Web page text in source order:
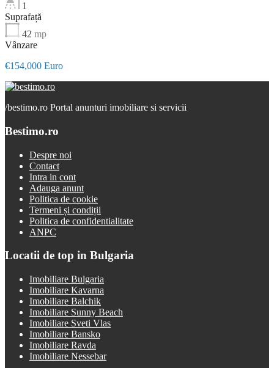
1
Suprafață
42 mp
Vânzare
€154,000 Euro
/bestimo.ro Portal anunturi imobiliare si servicii
Bestimo.ro
Despre noi
Contact
Intra in cont
Adauga anunt
Politica de cookie
Termeni și condiții
Politica de confidentialitate
ANPC
Locatii de top in Bulgaria
Imobiliare Bulgaria
Imobiliare Kavarna
Imobiliare Balchik
Imobiliare Sunny Beach
Imobiliare Sveti Vlas
Imobiliare Bansko
Imobiliare Ravda
Imobiliare Nessebar